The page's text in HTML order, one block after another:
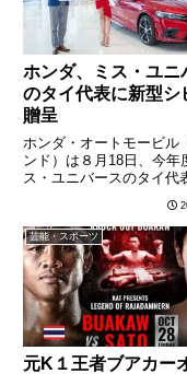
ホンダ、ミス・ユニ
のタイ代表に新型シ
贈呈
ホンダ・オートモービル
ンド）は８月18日、今年
ス・ユニバースのタイ代
ん（23）に「Honda
RS」（小売価格125万
ツ）を贈呈した。エンナ
ンコ………
芸能・スポーツ
元K１王者ブアカー